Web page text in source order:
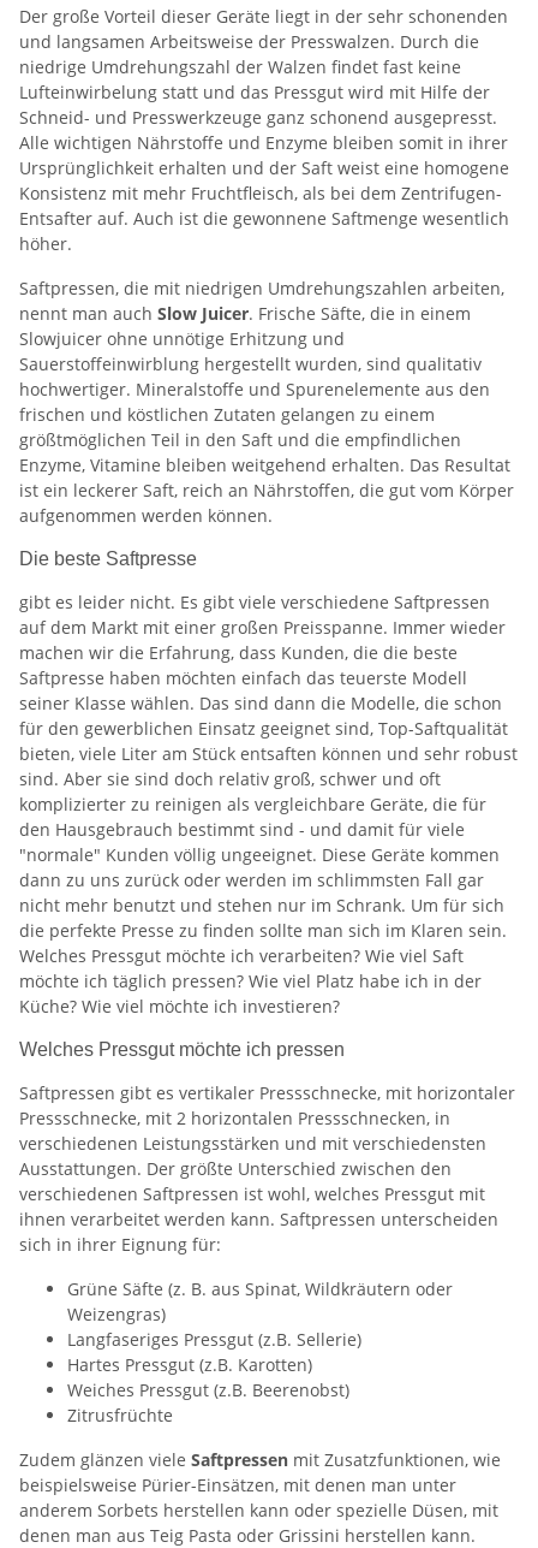
Der große Vorteil dieser Geräte liegt in der sehr schonenden
und langsamen Arbeitsweise der Presswalzen. Durch die
niedrige Umdrehungszahl der Walzen findet fast keine
Lufteinwirbelung statt und das Pressgut wird mit Hilfe der
Schneid- und Presswerkzeuge ganz schonend ausgepresst.
Alle wichtigen Nährstoffe und Enzyme bleiben somit in ihrer
Ursprünglichkeit erhalten und der Saft weist eine homogene
Konsistenz mit mehr Fruchtfleisch, als bei dem Zentrifugen-
Entsafter auf. Auch ist die gewonnene Saftmenge wesentlich
höher.
Saftpressen, die mit niedrigen Umdrehungszahlen arbeiten,
nennt man auch Slow Juicer. Frische Säfte, die in einem
Slowjuicer ohne unnötige Erhitzung und
Sauerstoffeinwirblung hergestellt wurden, sind qualitativ
hochwertiger. Mineralstoffe und Spurenelemente aus den
frischen und köstlichen Zutaten gelangen zu einem
größtmöglichen Teil in den Saft und die empfindlichen
Enzyme, Vitamine bleiben weitgehend erhalten. Das Resultat
ist ein leckerer Saft, reich an Nährstoffen, die gut vom Körper
aufgenommen werden können.
Die beste Saftpresse
gibt es leider nicht. Es gibt viele verschiedene Saftpressen
auf dem Markt mit einer großen Preisspanne. Immer wieder
machen wir die Erfahrung, dass Kunden, die die beste
Saftpresse haben möchten einfach das teuerste Modell
seiner Klasse wählen. Das sind dann die Modelle, die schon
für den gewerblichen Einsatz geeignet sind, Top-Saftqualität
bieten, viele Liter am Stück entsaften können und sehr robust
sind. Aber sie sind doch relativ groß, schwer und oft
komplizierter zu reinigen als vergleichbare Geräte, die für
den Hausgebrauch bestimmt sind - und damit für viele
"normale" Kunden völlig ungeeignet. Diese Geräte kommen
dann zu uns zurück oder werden im schlimmsten Fall gar
nicht mehr benutzt und stehen nur im Schrank. Um für sich
die perfekte Presse zu finden sollte man sich im Klaren sein.
Welches Pressgut möchte ich verarbeiten? Wie viel Saft
möchte ich täglich pressen? Wie viel Platz habe ich in der
Küche? Wie viel möchte ich investieren?
Welches Pressgut möchte ich pressen
Saftpressen gibt es vertikaler Pressschnecke, mit horizontaler
Pressschnecke, mit 2 horizontalen Pressschnecken, in
verschiedenen Leistungsstärken und mit verschiedensten
Ausstattungen. Der größte Unterschied zwischen den
verschiedenen Saftpressen ist wohl, welches Pressgut mit
ihnen verarbeitet werden kann. Saftpressen unterscheiden
sich in ihrer Eignung für:
Grüne Säfte (z. B. aus Spinat, Wildkräutern oder
Weizengras)
Langfaseriges Pressgut (z.B. Sellerie)
Hartes Pressgut (z.B. Karotten)
Weiches Pressgut (z.B. Beerenobst)
Zitrusfrüchte
Zudem glänzen viele Saftpressen mit Zusatzfunktionen, wie
beispielsweise Pürier-Einsätzen, mit denen man unter
anderem Sorbets herstellen kann oder spezielle Düsen, mit
denen man aus Teig Pasta oder Grissini herstellen kann.